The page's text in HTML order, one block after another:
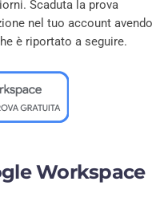
Scaduta la prova
nel tuo account avendo
è riportato a seguire.
Workspace